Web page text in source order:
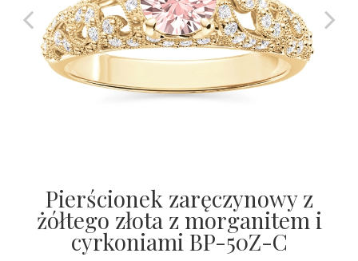
Pierścionek zaręczynowy z
żółtego złota z morganitem i
cyrkoniami BP-50Z-C